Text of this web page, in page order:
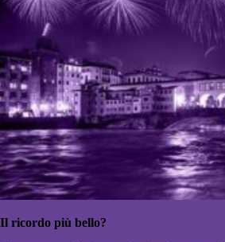
Il ricordo più bello?